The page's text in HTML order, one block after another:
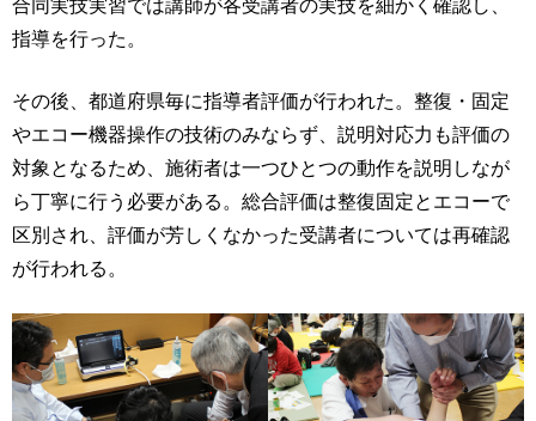
指導を行った。
その後、都道府県毎に指導者評価が行われた。整復・固定
やエコー機器操作の技術のみならず、説明対応力も評価の
対象となるため、施術者は一つひとつの動作を説明しなが
ら丁寧に行う必要がある。総合評価は整復固定とエコーで
区別され、評価が芳しくなかった受講者については再確認
が行われる。